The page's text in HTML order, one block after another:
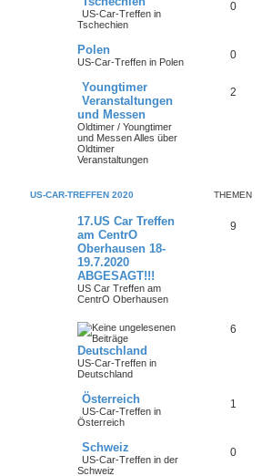
US-Car-Treffen in
Tschechien
0
Polen
US-Car-Treffen in Polen
0
Youngtimer
Veranstaltungen
und Messen
Oldtimer / Youngtimer
und Messen Alles über
Oldtimer
Veranstaltungen
2
US-CAR-TREFFEN 2020 THEMEN
17.US Car Treffen
am CentrO
Oberhausen 18-
19.7.2020
ABGESAGT!!!
US Car Treffen am
CentrO Oberhausen
9
Deutschland
US-Car-Treffen in
Deutschland
6
Österreich
US-Car-Treffen in
Österreich
1
Schweiz
US-Car-Treffen in der
Schweiz
0